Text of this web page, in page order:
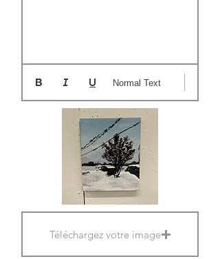
Normal Text
Téléchargez votre image